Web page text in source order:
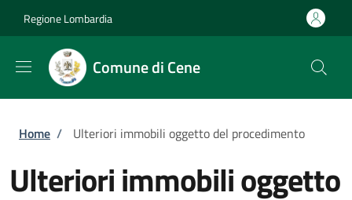
Regione Lombardia
Comune di Cene
Briciole di pane
Home / Ulteriori immobili oggetto del procedimento
Ulteriori immobili oggetto